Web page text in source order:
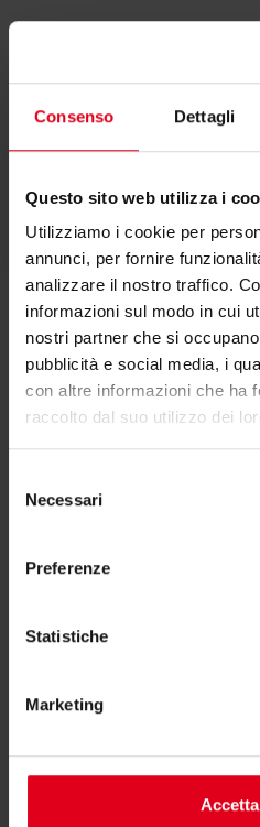
Consenso Dettagli
Questo sito web utilizza i
Utilizziamo i cookie per
annunci, per fornire
analizzare il nostro traffico.
informazioni sul modo in cui
nostri partner che si
pubblicità e social media, i
con altre informazioni che ha
raccolto dal suo utilizzo dei
delNecessari
Preferenze
Statistiche
Marketing
Documentazione
Testi di
Hai bisogno di
Se hai bisogno di
Potrebbero